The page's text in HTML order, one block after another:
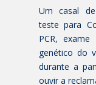
Um casal
teste para
PCR,
genético do
durante a
ouvir a